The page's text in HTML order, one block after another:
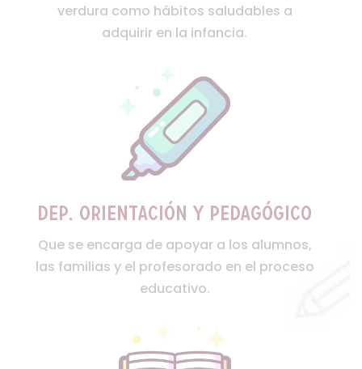
verdura como hábitos saludables a
adquirir en la infancia.
Dep. orientación y pedagógico
Que se encarga de apoyar a los alumnos,
las familias y el profesorado en el proceso
educativo.